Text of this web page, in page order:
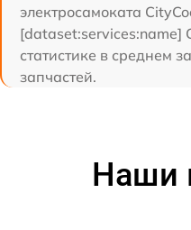
электросамоката
[dataset:services:name]
статистике в среднем
запчастей.
Наши